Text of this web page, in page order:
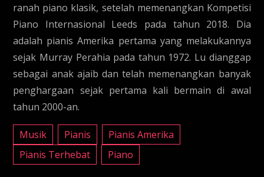
ranah piano klasik, setelah memenangkan Kompetisi
Piano Internasional Leeds pada tahun 2018. Dia
adalah pianis Amerika pertama yang melakukannya
sejak Murray Perahia pada tahun 1972. Lu dianggap
sebagai anak ajaib dan telah memenangkan banyak
penghargaan sejak pertama kali bermain di awal
tahun 2000-an.
Musik Pianis
Pianis Amerika
Pianis Terhebat
Piano